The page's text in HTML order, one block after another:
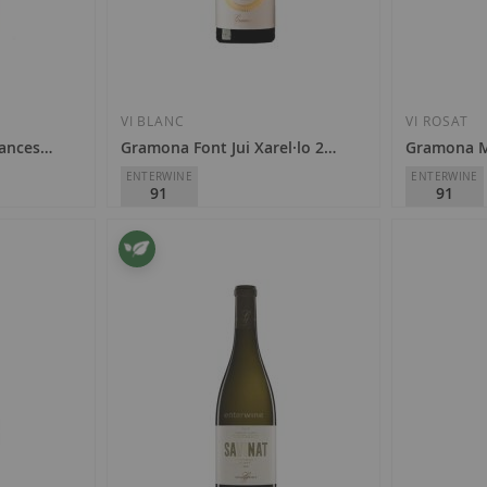
Afegir
llista
2022
VI BLANC
Gramona Font Jui Xarel·lo 2022
ENTERWINE
91
Gramona
D.O. Penedès
VI ROSAT
Gramona
ENTERWINE
91